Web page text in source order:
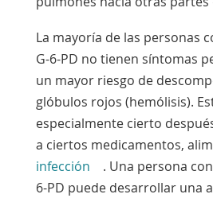
La mayoría de las personas
G-6-PD no tienen síntomas
un mayor riesgo de
glóbulos rojos (hemólisis).
especialmente cierto
a ciertos medicamentos,
infección
. Una persona
6-PD puede desarrollar una